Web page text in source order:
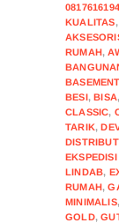
0817616194
KUALITAS
RUMAH,
BASEMENT
BESI,BISA
CLASSIC,
TARIK,
LINDAB,
RUMAH,
MINIMALIS
GOLD,